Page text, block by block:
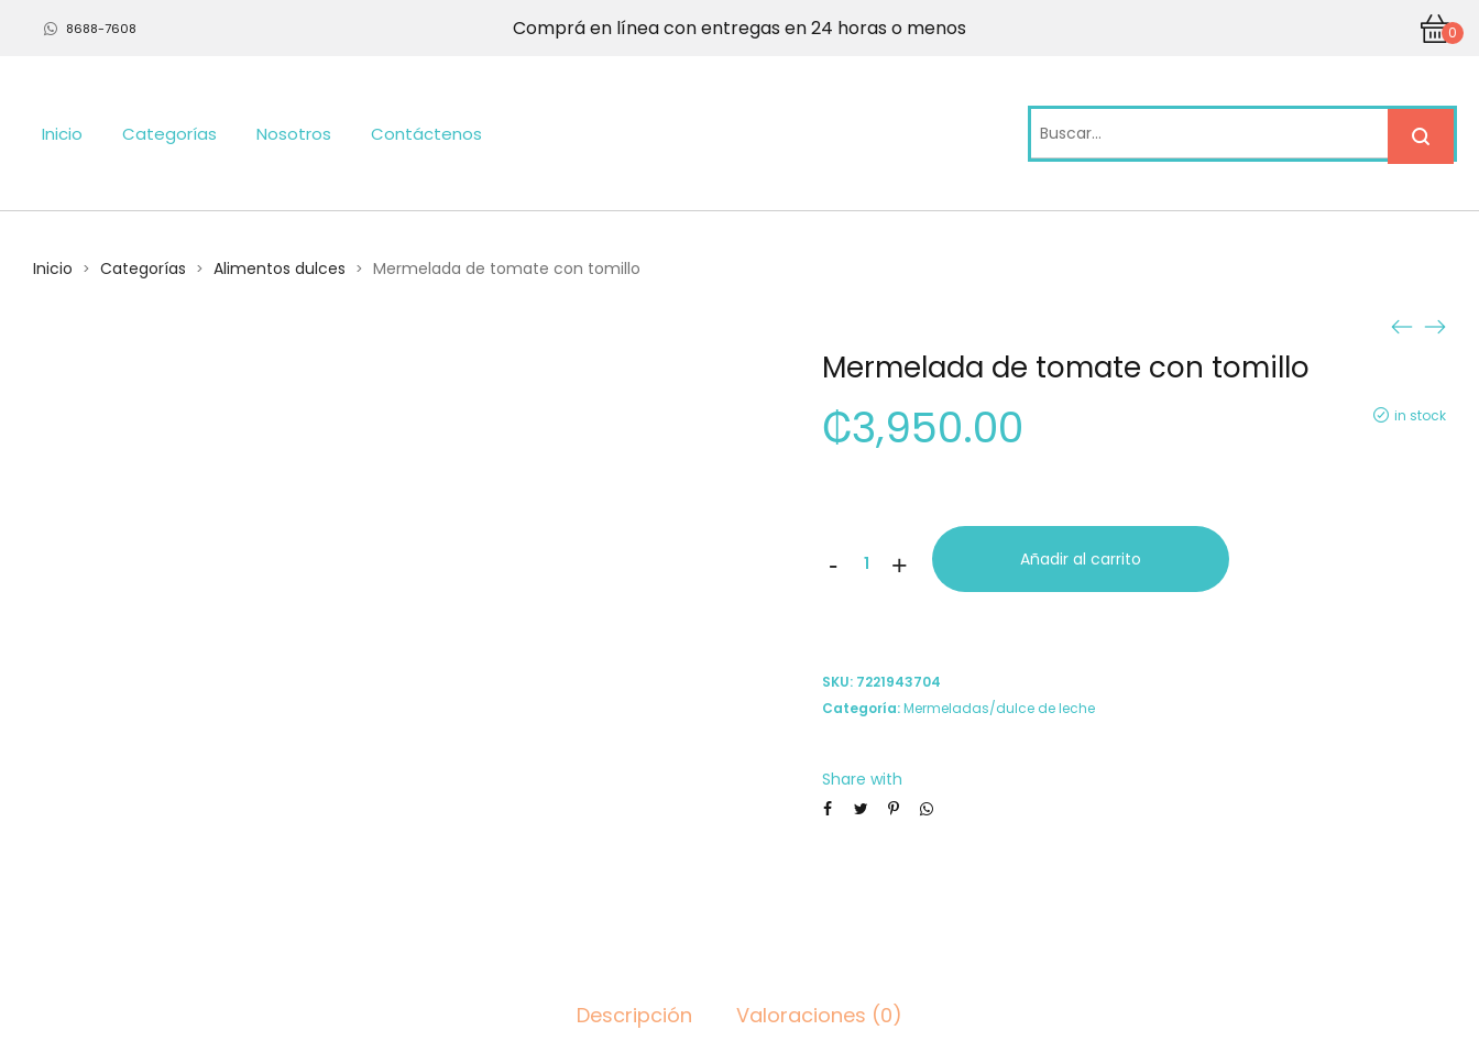
8688-7608 Comprá en línea con entregas en 24 horas o menos 0
Inicio Categorías Nosotros Contáctenos
Inicio > Categorías > Alimentos dulces > Mermelada de tomate con tomillo
Mermelada de tomate con tomillo
in stock
₡3,950.00
-
Mermelada
tomillo
+ Añadir al carrito
SKU: 7221943704
Categoría:Mermeladas/dulce de leche
Share with
Descripción Valoraciones (0)